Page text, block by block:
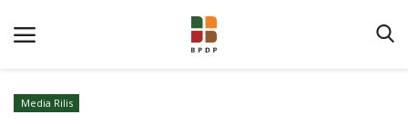
Media Rilis